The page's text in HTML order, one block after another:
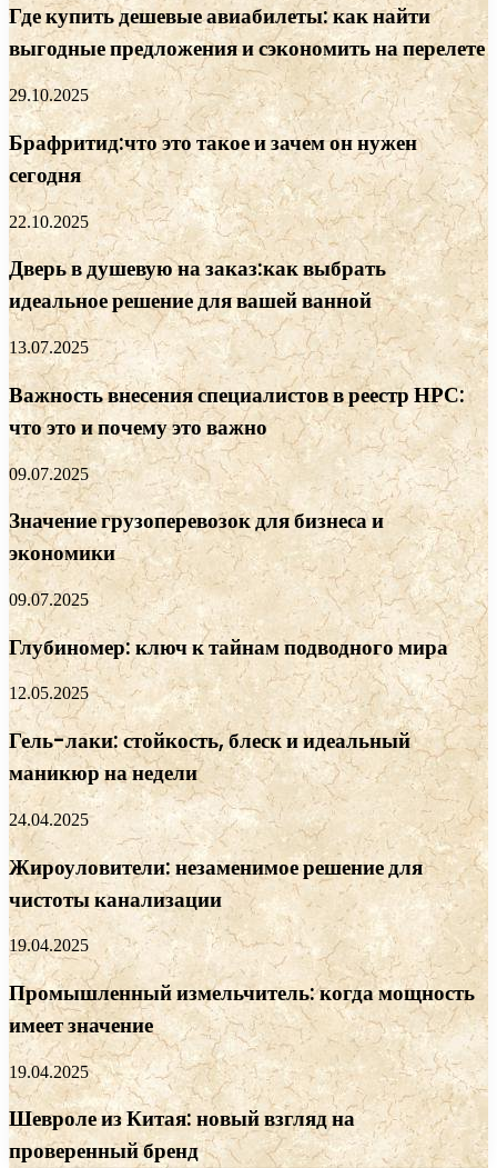
Где купить дешевые авиабилеты: как найти
выгодные предложения и сэкономить на перелете
29.10.2025
Брафритид:что это такое и зачем он нужен
сегодня
22.10.2025
Дверь в душевую на заказ:как выбрать
идеальное решение для вашей ванной
13.07.2025
Важность внесения специалистов в реестр НРС:
что это и почему это важно
09.07.2025
Значение грузоперевозок для бизнеса и
экономики
09.07.2025
Глубиномер: ключ к тайнам подводного мира
12.05.2025
Гель-лаки: стойкость, блеск и идеальный
маникюр на недели
24.04.2025
Жироуловители: незаменимое решение для
чистоты канализации
19.04.2025
Промышленный измельчитель: когда мощность
имеет значение
19.04.2025
Шевроле из Китая: новый взгляд на
проверенный бренд